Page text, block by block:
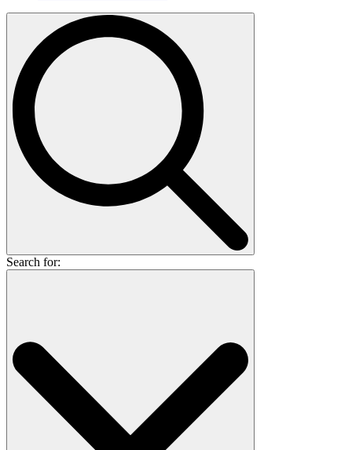
Search for: